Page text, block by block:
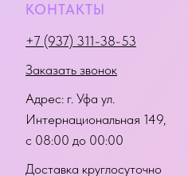
КОНТАКТЫ
+7 (937) 311-38-53
Заказать звонок
Адрес: г. Уфа ул.
Интернациональная 149,
с 08:00 до 00:00
Доставка круглосуточно